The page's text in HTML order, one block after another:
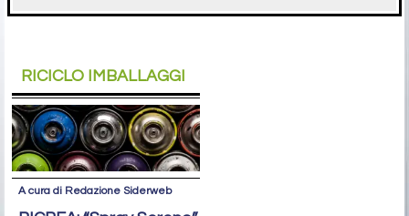
RICICLO IMBALLAGGI
A cura di Redazione Siderweb